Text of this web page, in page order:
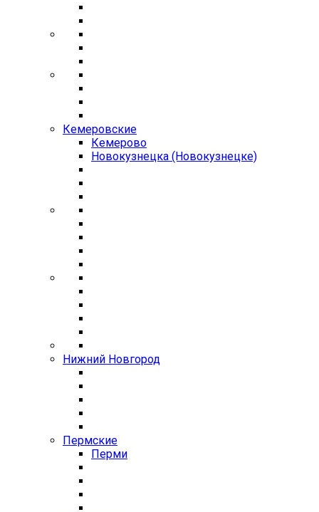
Кемеровские
Кемерово
Новокузнецка (Новокузнецке)
Нижний Новгород
Пермские
Перми